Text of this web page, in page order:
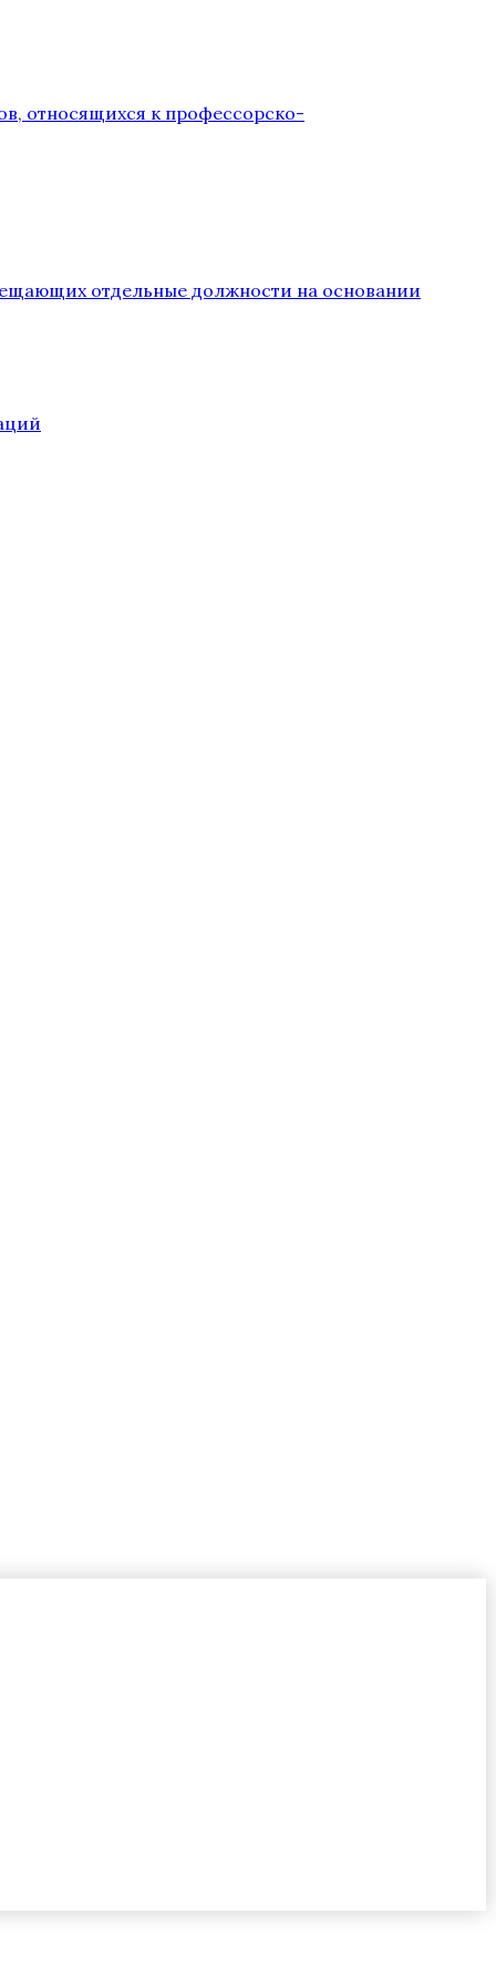
относящихся к профессорско-
отдельные должности на основании